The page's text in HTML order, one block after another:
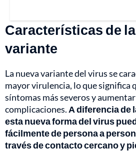
Características de
variante
La nueva variante del virus se
mayor virulencia, lo que significa
síntomas más severos y
complicaciones. A diferencia de
esta nueva forma del virus
fácilmente de persona a
través de contacto cercano y